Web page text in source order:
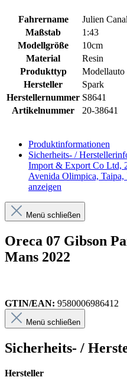
Fahrername
Julien
Maßstab
1:43
Modellgröße
10cm
Material
Resin
Produkttyp
Modellauto
Hersteller
Spark
Herstellernummer S8641
Artikelnummer
20-38641
Produktinformationen
Sicherheits- /
Import & Export Co Ltd,
Avenida Olimpica,
anzeigen
Menü schließen
Oreca 07 Gibson
Mans 2022
GTIN/EAN: 9580006986412
Menü schließen
Sicherheits- /
Hersteller